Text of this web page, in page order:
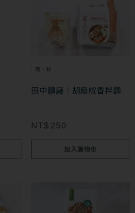
麵・粉
田中麵廠｜胡麻椒香拌麵
NT$ 250
加入購物車